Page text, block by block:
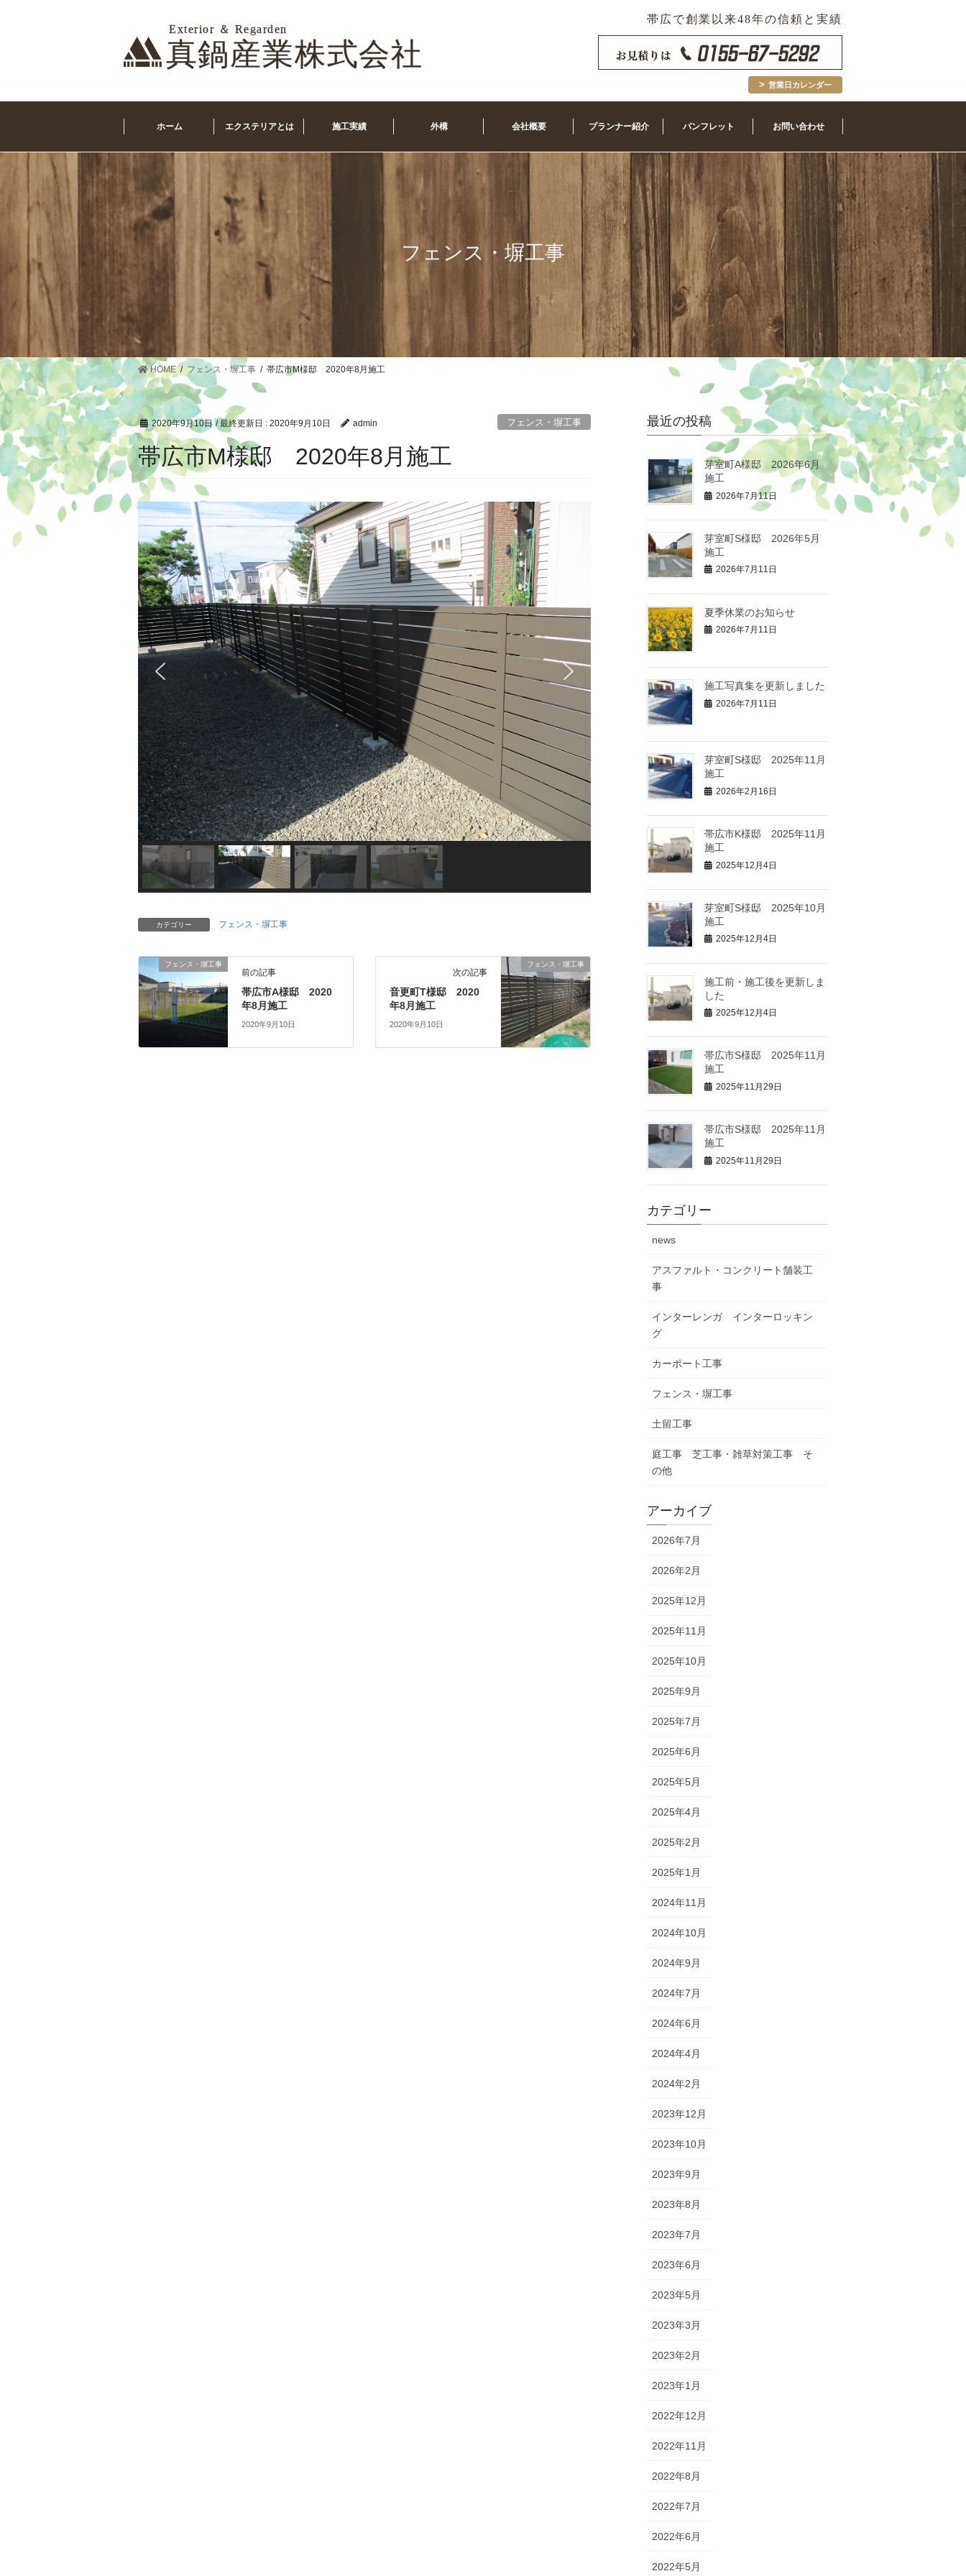
帯広で創業以来48年の信頼と実績
営業日カレンダー
ホーム エクステリアとは 施工実績 外構 会社概要 プランナー紹介 パンフレット お問い合わせ
フェンス・塀工事
HOME フェンス・塀工事 帯広市M様邸 2020年8月施工
2020年9月10日 / 最終更新日 : 2020年9月10日 admin フェンス・塀工事
帯広市M様邸 2020年8月施工
カテゴリー フェンス・塀工事
フェンス・塀工事
前の記事
帯広市A様邸 2020
年8月施工
2020年9月10日
フェンス・塀工事
次の記事
音更町T様邸 2020
年8月施工
2020年9月10日
最近の投稿
芽室町A様邸 2026年6月
施工
2026年7月11日
芽室町S様邸 2026年5月
施工
2026年7月11日
夏季休業のお知らせ
2026年7月11日
施工写真集を更新しました
2026年7月11日
芽室町S様邸 2025年11月
施工
2026年2月16日
帯広市K様邸 2025年11月
施工
2025年12月4日
芽室町S様邸 2025年10月
施工
2025年12月4日
施工前・施工後を更新しま
した
2025年12月4日
帯広市S様邸 2025年11月
施工
2025年11月29日
帯広市S様邸 2025年11月
施工
2025年11月29日
カテゴリー
news
アスファルト・コンクリート舗装工
事
インターレンガ インターロッキン
グ
カーポート工事
フェンス・塀工事
土留工事
庭工事 芝工事・雑草対策工事 そ
の他
アーカイブ
2026年7月
2026年2月
2025年12月
2025年11月
2025年10月
2025年9月
2025年7月
2025年6月
2025年5月
2025年4月
2025年2月
2025年1月
2024年11月
2024年10月
2024年9月
2024年7月
2024年6月
2024年4月
2024年2月
2023年12月
2023年10月
2023年9月
2023年8月
2023年7月
2023年6月
2023年5月
2023年3月
2023年2月
2023年1月
2022年12月
2022年11月
2022年8月
2022年7月
2022年6月
2022年5月